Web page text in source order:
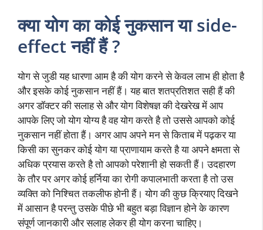
क्या योग का कोई नुकसान या side-
effect नहीं हैं ?
योग से जुडी यह धारणा आम है की योग करने से केवल लाभ ही होता है
और इसके कोई नुकसान नहीं हैं। यह बात शतप्रतिशत सही हैं की
अगर डॉक्टर की सलाह से और योग विशेषज्ञ की देखरेख में आप
आपके लिए जो योग योग्य है वह योग करते है तो उससे आपको कोई
नुकसान नहीं होता हैं। अगर आप अपने मन से किताब में पढ़कर या
किसी का सुनकर कोई योग या प्राणायाम करते है या अपने क्षमता से
अधिक प्रयास करते है तो आपको परेशानी हो सकती हैं। उदहारण
के तौर पर अगर कोई हर्निया का रोगी कपालभाती करता है तो उस
व्यक्ति को निश्चित तकलीफ होनी हैं। योग की कुछ क्रियाए दिखने
में आसान है परन्तु उसके पीछे भी बहुत बड़ा विज्ञान होने के कारण
संपूर्ण जानकारी और सलाह लेकर ही योग करना चाहिए।